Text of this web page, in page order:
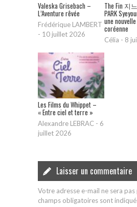
Valeska Grisebach –
L’Aventure rêvée
Frédérique LAMBERT
- 10 juillet 2026
The Fin 지
PARK
une
coréenne
Célia - 8
Les Films du Whippet –
« Entre ciel et terre »
Alexandre LEBRAC - 6
juillet 2026
Laisser un commentaire
Votre adresse e-mail ne sera pas
champs obligatoires sont